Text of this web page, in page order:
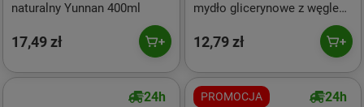
naturalny Yunnan 400ml
17,49 zł
mydło glicerynowe z węglem
12,79 zł
24h PROMOCJA 24h